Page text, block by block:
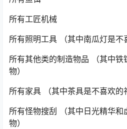
所有工匠机械
所有照明工具 （其中南瓜灯是不
所有其他类的制造物品 （其中
物）
所有家具 （其中茶具是不喜欢的
所有怪物搜刮 （其中日光精华
物）